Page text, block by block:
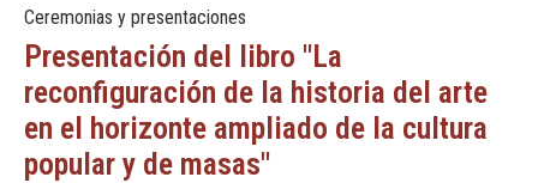
ETAPA BÁSICA
CARRERAS
POSTGRADO
EXTENSIÓN
Ceremonias y presentaciones
Presentación del libro "La
reconfiguración de la historia del arte
en el horizonte ampliado de la cultura
popular y de masas"